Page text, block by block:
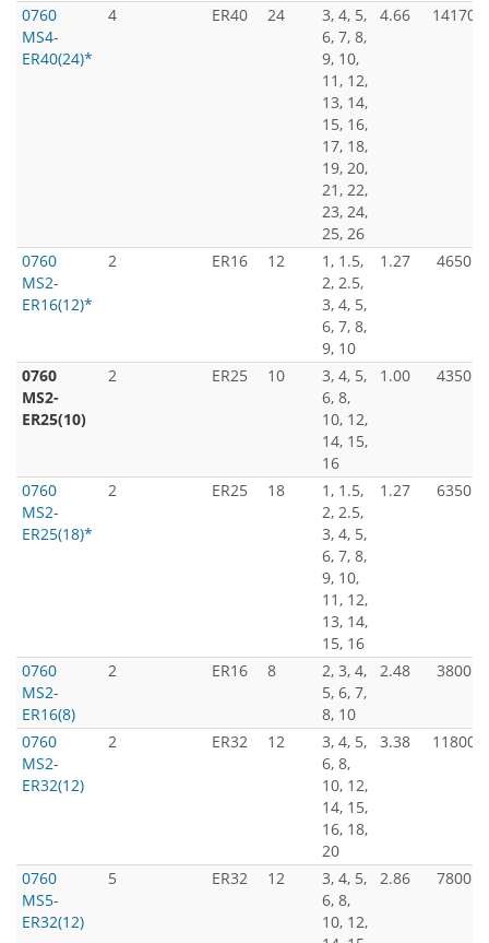
0760
MS4-
ER40(24)*
4 ER40 24
3, 4, 5,
6, 7, 8,
9, 10,
11, 12,
13, 14,
15, 16,
17, 18,
19, 20,
21, 22,
23, 24,
25, 26
4.66 14170
0760
MS2-
ER16(12)*
2 ER16 12
1, 1.5,
2, 2.5,
3, 4, 5,
6, 7, 8,
9, 10
1.27 4650
0760
MS2-
ER25(10)
2 ER25 10
3, 4, 5,
6, 8,
10, 12,
14, 15,
16
1.00 4350
0760
MS2-
ER25(18)*
2 ER25 18
1, 1.5,
2, 2.5,
3, 4, 5,
6, 7, 8,
9, 10,
11, 12,
13, 14,
15, 16
1.27 6350
0760
MS2-
ER16(8)
2 ER16 8
2, 3, 4,
5, 6, 7,
8, 10
2.48 3800
0760
MS2-
ER32(12)
2 ER32 12
3, 4, 5,
6, 8,
10, 12,
14, 15,
16, 18,
20
3.38 11800
0760
MS5-
ER32(12)
5 ER32 12
3, 4, 5,
6, 8,
10, 12,
2.86 7800